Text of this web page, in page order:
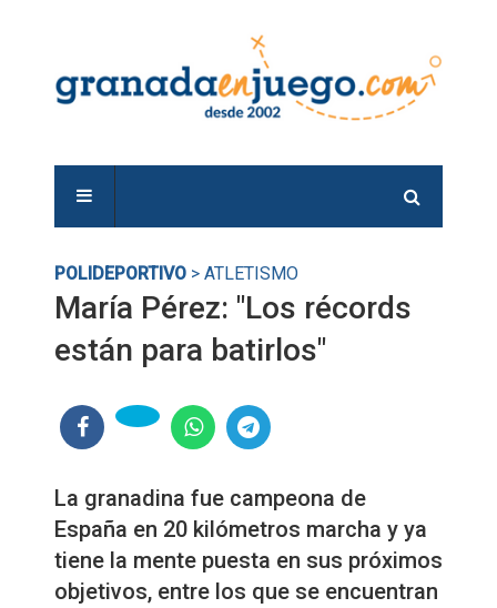
POLIDEPORTIVO > ATLETISMO
María Pérez: "Los récords
están para batirlos"
La granadina fue campeona de
España en 20 kilómetros marcha y ya
tiene la mente puesta en sus próximos
objetivos, entre los que se encuentran